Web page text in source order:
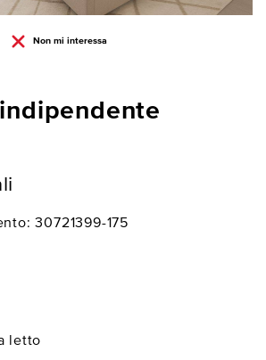
Non mi interessa
30721399-175
letto